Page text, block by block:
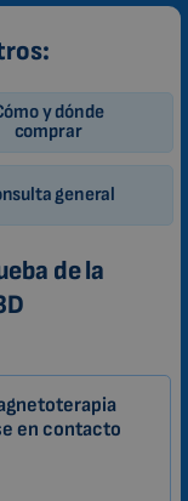
y dónde
comprar
general
de la